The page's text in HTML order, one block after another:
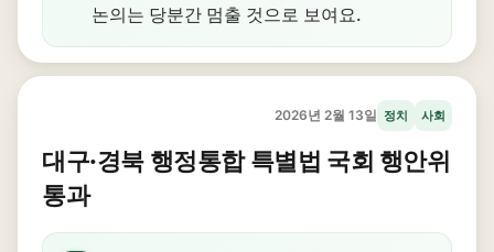
논의는 당분간 멈출 것으로 보여요.
2026년 2월 13일 정치 사회
대구·경북 행정통합 특별법 국회 행안위
통과